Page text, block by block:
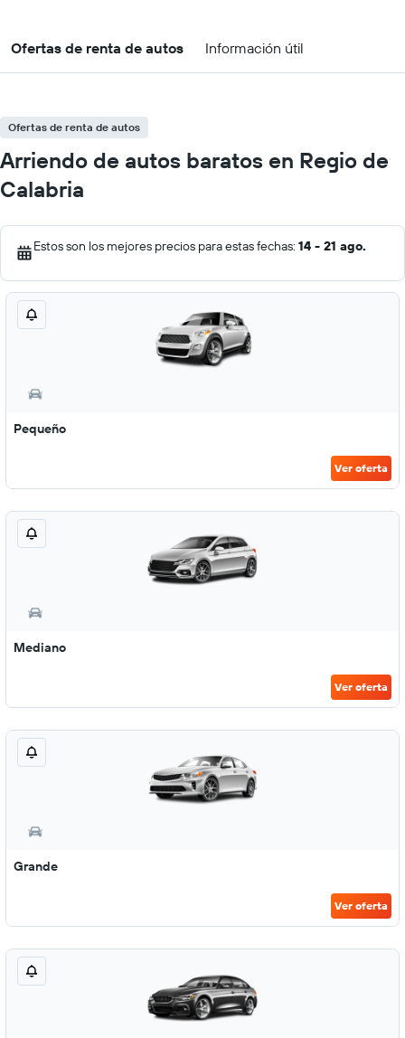
Ofertas de renta de autos Información útil
Ofertas de renta de autos
Arriendo de autos baratos en Regio de
Calabria
Estos son los mejores precios para estas fechas: 14 - 21 ago.
Pequeño
Ver oferta
Mediano
Ver oferta
Grande
Ver oferta